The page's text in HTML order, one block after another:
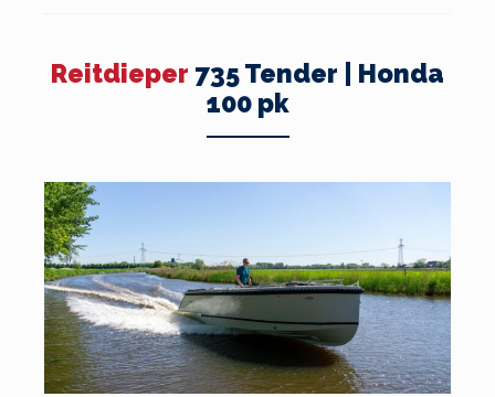
Reitdieper 735 Tender | Honda
100 pk